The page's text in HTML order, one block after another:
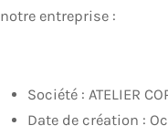
notre entreprise :
Société : ATELIER
Date de création :